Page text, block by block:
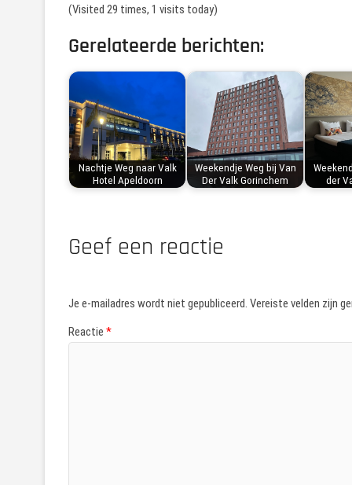
(Visited 29 times, 1 visits today)
Gerelateerde berichten:
Nachtje Weg naar Valk
Hotel Apeldoorn
Weekendje Weg bij Van
Der Valk Gorinchem
der
Geef een reactie
Je e-mailadres wordt niet gepubliceerd. Vereiste velden zijn
Reactie *